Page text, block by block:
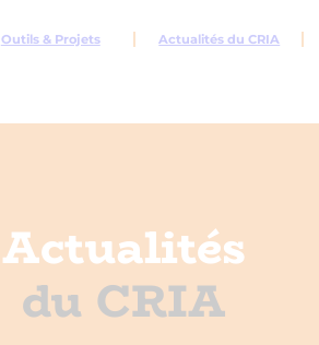
Outils & Projets Actualités du CRIA
Actualités
du CRIA